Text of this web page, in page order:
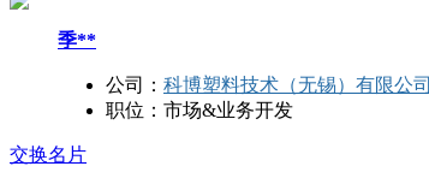
季**
公司： 科博塑料技术（无锡）有限公司
职位： 市场&业务开发
交换名片